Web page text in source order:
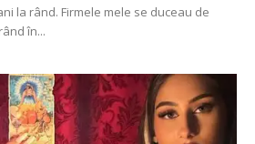
la rând. Firmele mele se duceau de
în...